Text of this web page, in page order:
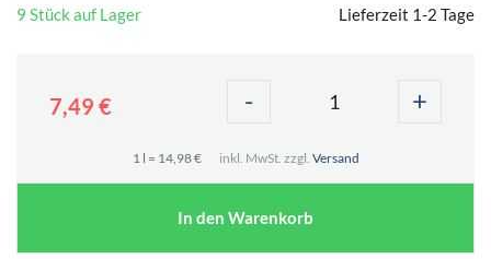
9 Stück auf Lager Lieferzeit 1-2 Tage
7,49 € - +
1 l = 14,98 € inkl. MwSt. zzgl. Versand
In den Warenkorb